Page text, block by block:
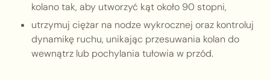
kolano tak, aby utworzyć kąt około 90 stopni,
utrzymuj ciężar na nodze wykrocznej oraz kontroluj
dynamikę ruchu, unikając przesuwania kolan do
wewnątrz lub pochylania tułowia w przód.